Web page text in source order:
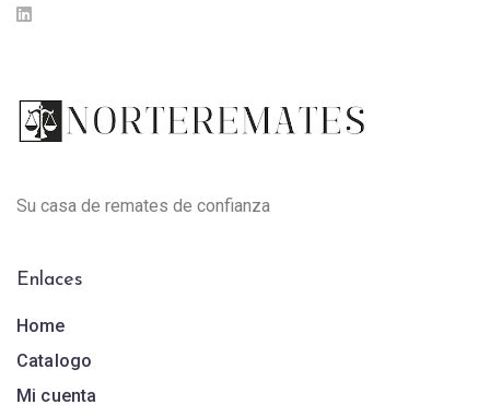
Su casa de remates de confianza
Enlaces
Home
Catalogo
Mi cuenta